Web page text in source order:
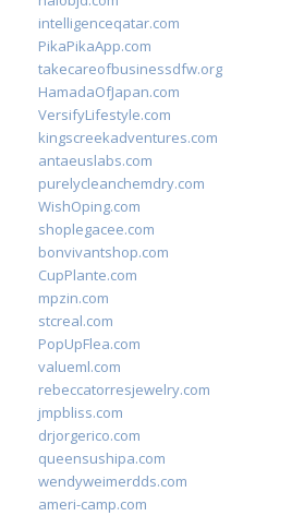
intelligenceqatar.com
PikaPikaApp.com
takecareofbusinessdfw.org
HamadaOfJapan.com
VersifyLifestyle.com
kingscreekadventures.com
antaeuslabs.com
purelycleanchemdry.com
WishOping.com
shoplegacee.com
bonvivantshop.com
CupPlante.com
mpzin.com
stcreal.com
PopUpFlea.com
valueml.com
rebeccatorresjewelry.com
jmpbliss.com
drjorgerico.com
queensushipa.com
wendyweimerdds.com
ameri-camp.com